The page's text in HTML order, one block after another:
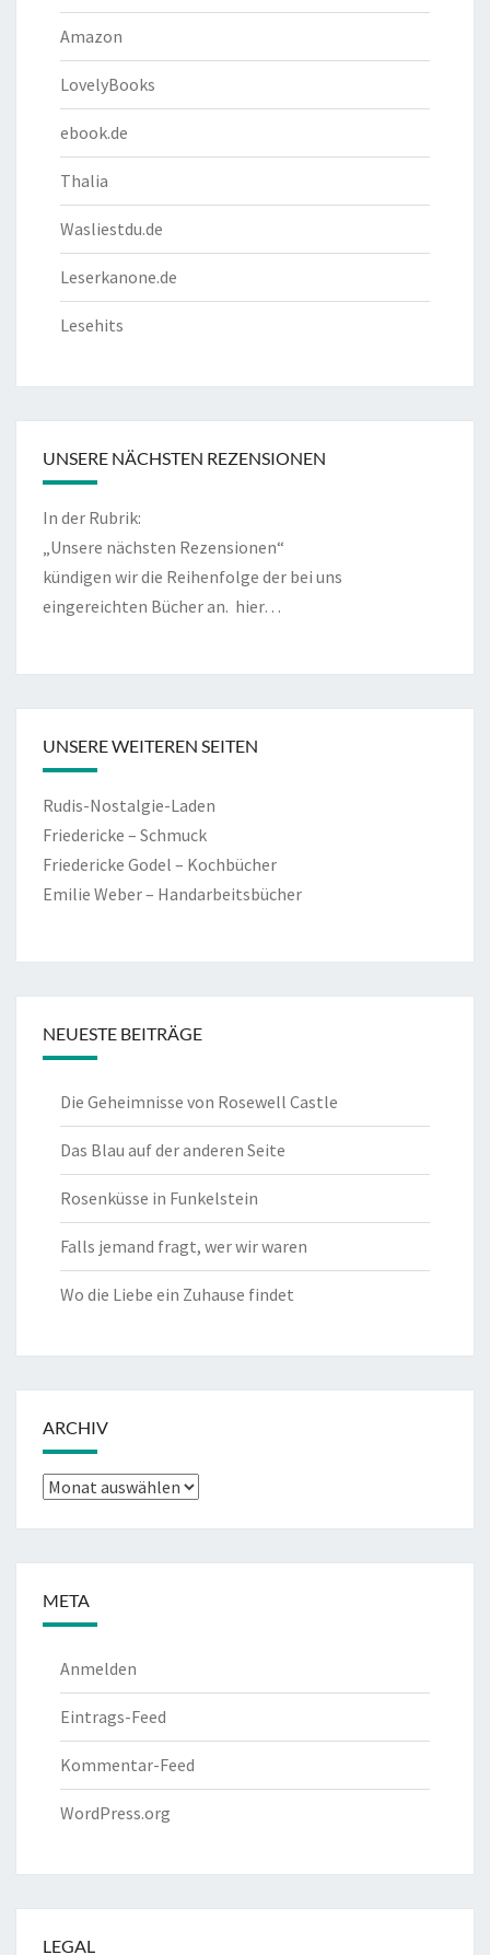
Amazon
LovelyBooks
ebook.de
Thalia
Wasliestdu.de
Leserkanone.de
Lesehits
UNSERE NÄCHSTEN REZENSIONEN
In der Rubrik:
„Unsere nächsten Rezensionen“
kündigen wir die Reihenfolge der bei uns
eingereichten Bücher an. hier…
UNSERE WEITEREN SEITEN
Rudis-Nostalgie-Laden
Friedericke – Schmuck
Friedericke Godel – Kochbücher
Emilie Weber – Handarbeitsbücher
NEUESTE BEITRÄGE
Die Geheimnisse von Rosewell Castle
Das Blau auf der anderen Seite
Rosenküsse in Funkelstein
Falls jemand fragt, wer wir waren
Wo die Liebe ein Zuhause findet
ARCHIV
Archiv
META
Anmelden
Eintrags-Feed
Kommentar-Feed
WordPress.org
LEGAL